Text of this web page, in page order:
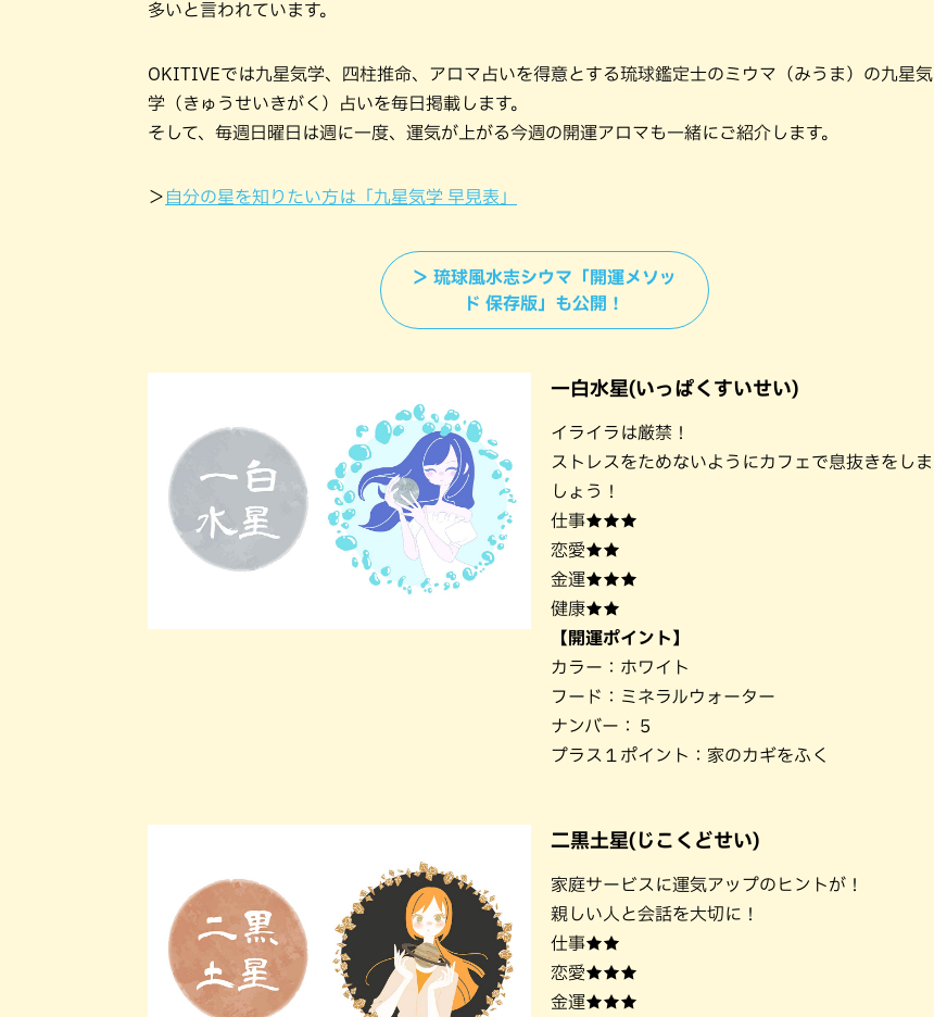
多いと言われています。
OKITIVEでは九星気学、四柱推命、アロマ占いを得意とする琉球鑑定士のミウマ（みうま）の九星気
学（きゅうせいきがく）占いを毎日掲載します。
そして、毎週日曜日は週に一度、運気が上がる今週の開運アロマも一緒にご紹介します。
＞ 自分の星を知りたい方は「九星気学 早見表」
＞ 琉球風水志シウマ「開運メソッ
ド 保存版」も公開！
一白水星(いっぱくすいせい)
イライラは厳禁！
ストレスをためないようにカフェで息抜きをしま
しょう！
仕事★★★
恋愛★★
金運★★★
健康★★
【開運ポイント】
カラー：ホワイト
フード：ミネラルウォーター
ナンバー：５
プラス１ポイント：家のカギをふく
二黒土星(じこくどせい)
家庭サービスに運気アップのヒントが！
親しい人と会話を大切に！
仕事★★
恋愛★★★
金運★★★